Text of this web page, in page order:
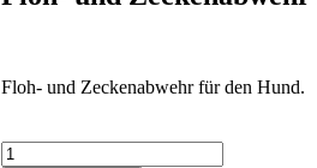
Floh- und Zeckenabwehr für den Hund.